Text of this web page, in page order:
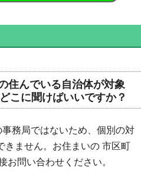
住んでいる自治体が対象
こに聞けばいいですか？
務局ではないため、個別の対
きません。お住まいの 市区町
お問い合わせください。